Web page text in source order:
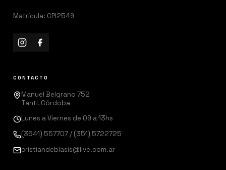
Matrícula: CPI2549
CONTACTO
Manuel Belgrano 752
Tanti, Córdoba
Lunes a Viernes de 09 a 13hs
(3541) 557707 / (351) 5722725
cristiandeblasis@live.com.ar